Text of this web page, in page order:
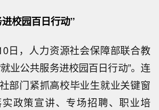
校园百日行动”
日，人力资源社会保障部联合教
业公共服务进校园百日行动”。连
部门紧抓高校毕业生就业关键窗
政策宣讲、专场招聘、职业培